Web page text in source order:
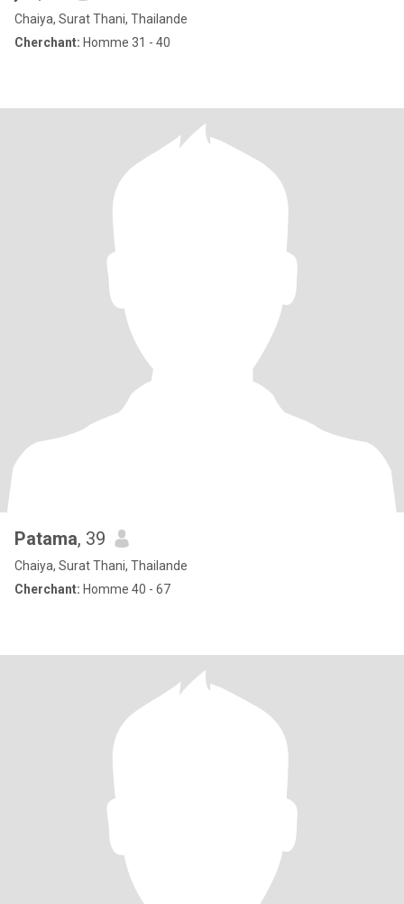
Chaiya, Surat Thani, Thailande
Cherchant: Homme 31 - 40
Patama, 39
Chaiya, Surat Thani, Thailande
Cherchant: Homme 40 - 67